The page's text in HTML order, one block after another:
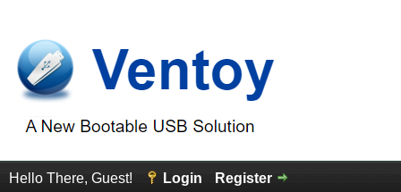
Hello There, Guest! Login Register